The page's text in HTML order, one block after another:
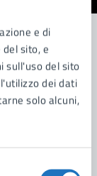
e di
sito, e
sull'uso del sito
dei dati
solo alcuni,